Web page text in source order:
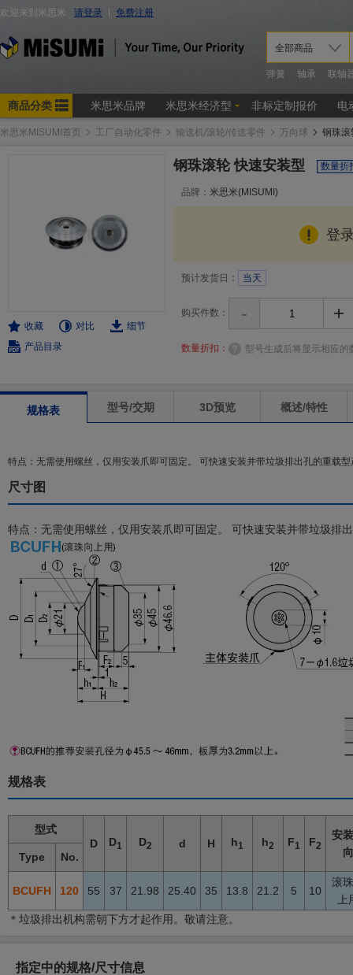
米思米MISUMI首页 工厂自动化零件 输送机/滚轮/传送零件 万向球 钢珠滚
收藏 对比
细节
产品目录
钢珠滚轮 快速安装型 数量折
品牌： 米思米(MISUMI)
登
预计发货日： 当天
购买件数： - +
数量折扣： 型号生成后将显示相应的
规格表 型号/交期 3D预览 概述/特性
特点：无需使用螺丝，仅用安装爪即可固定。 可快速安装并带垃圾排出孔的重载型
尺寸图
特点：无需使用螺丝，仅用安装爪即可固定。 可快速安装并带垃圾排
规格表
型式
D
D1 D2 d H h1 h2 F1 F2
安
向
Type No.
BCUFH 120 55 37 21.98 25.40 35 13.8 21.2 5 10
滚
上
＊垃圾排出机构需朝下方才起作用。敬请注意。
指定中的规格/尺寸信息